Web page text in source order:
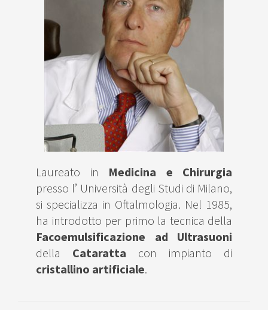
Laureato in Medicina e Chirurgia
presso l’ Università degli Studi di Milano,
si specializza in Oftalmologia. Nel 1985,
ha introdotto per primo la tecnica della
Facoemulsificazione ad Ultrasuoni
della Cataratta con impianto di
cristallino artificiale.